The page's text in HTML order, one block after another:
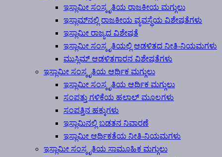
ಇಸ್ಲಾಮೀ ಸಂಸ್ಕೃತಿಯ ರಾಜಕೀಯ ಮಗ್ಗುಲು
ಇಸ್ಲಾಮ್‍ನಲ್ಲಿ ರಾಜಕೀಯ ವ್ಯವಸ್ಥೆಯ ವಿಶೇಷತೆಗಳು
ಇಸ್ಲಾಮೀ ರಾಜ್ಯದ ವಿಶೇಷತೆ
ಇಸ್ಲಾಮೀ ಸಂಸ್ಕೃತಿಯಲ್ಲಿ ಆಡಳಿತದ ನೀತಿ-ನಿಯಮಗಳು
ಮುಸ್ಲಿಮ್ ಆಡಳಿತಗಾರನ ವಿಶೇಷತೆಗಳು
ಇಸ್ಲಾಮೀ ಸಂಸ್ಕೃತಿಯ ಆರ್ಥಿಕ ಮಗ್ಗುಲು
ಇಸ್ಲಾಮೀ ಸಂಸ್ಕೃತಿಯ ಆರ್ಥಿಕ ಮಗ್ಗುಲು
ಸಂಪತ್ತು ಗಳಿಕೆಯ ಹಲಾಲ್ ಮೂಲಗಳು
ಸಂಪತ್ತಿನ ಹಕ್ಕುಗಳು
ಇಸ್ಲಾಮಿನಲ್ಲಿ ಬಡತನ ನಿವಾರಣೆ
ಇಸ್ಲಾಮೀ ಆರ್ಥಿಕತೆಯ ನೀತಿ-ನಿಯಮಗಳು
ಇಸ್ಲಾಮೀ ಸಂಸ್ಕೃತಿಯ ಸಾಮೂಹಿಕ ಮಗ್ಗುಲು